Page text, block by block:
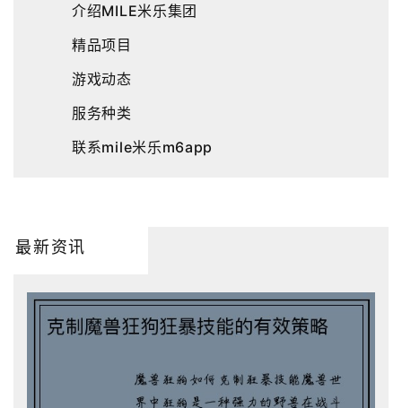
介绍MILE米乐集团
精品项目
游戏动态
服务种类
联系mile米乐m6app
最新资讯